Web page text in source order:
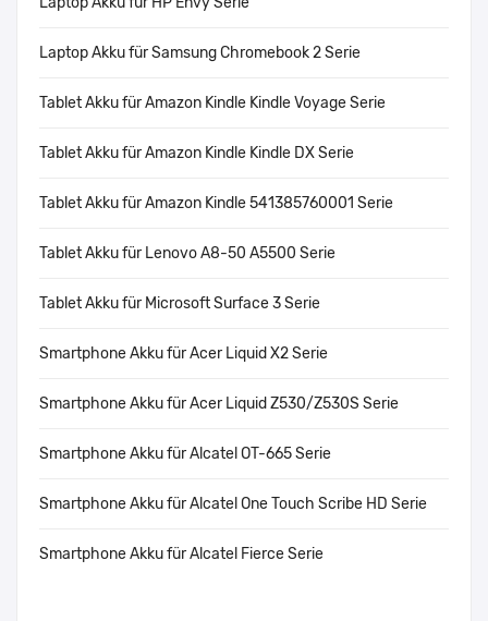
Laptop Akku für Samsung Chromebook 2 Serie
Tablet Akku für Amazon Kindle Kindle Voyage Serie
Tablet Akku für Amazon Kindle Kindle DX Serie
Tablet Akku für Amazon Kindle 541385760001 Serie
Tablet Akku für Lenovo A8-50 A5500 Serie
Tablet Akku für Microsoft Surface 3 Serie
Smartphone Akku für Acer Liquid X2 Serie
Smartphone Akku für Acer Liquid Z530/Z530S Serie
Smartphone Akku für Alcatel OT-665 Serie
Smartphone Akku für Alcatel One Touch Scribe HD Serie
Smartphone Akku für Alcatel Fierce Serie